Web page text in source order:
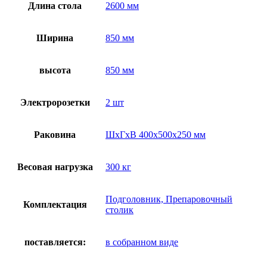
Длина стола 2600 мм
Ширина 850 мм
высота 850 мм
Электророзетки 2 шт
Раковина ШхГхВ 400х500х250 мм
Весовая нагрузка 300 кг
Комплектация
Подголовник, Препаровочный
столик
поставляется: в собранном виде